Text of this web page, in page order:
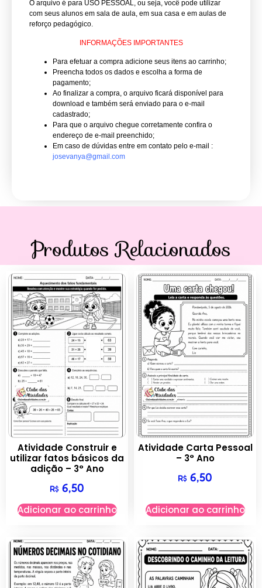
O arquivo é para USO PESSOAL, ou seja, você pode utilizar
com seus alunos em sala de aula, em sua casa e em aulas de
reforço pedagógico.
INFORMAÇÕES IMPORTANTES
Para efetuar a compra adicione seus itens ao carrinho;
Preencha todos os dados e escolha a forma de
pagamento;
Ao finalizar a compra, o arquivo ficará disponível para
download e também será enviado para o e-mail
cadastrado;
Para que o arquivo chegue corretamente confira o
endereço de e-mail preenchido;
Em caso de dúvidas entre em contato pelo e-mail :
josevanya@gmail.com
Produtos Relacionados
Atividade Construir e
utilizar fatos básicos da
adição – 3° Ano
R$ 6,50
Adicionar ao carrinho
Atividade Carta Pessoal
– 3° Ano
R$ 6,50
Adicionar ao carrinho